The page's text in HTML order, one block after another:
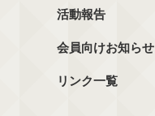
活動報告
会員向けお知らせ
リンク一覧